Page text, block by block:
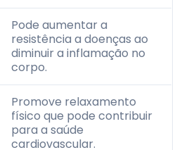
Pode aumentar a
resistência a doenças ao
diminuir a inflamação no
corpo.
Promove relaxamento
físico que pode contribuir
para a saúde
cardiovascular.